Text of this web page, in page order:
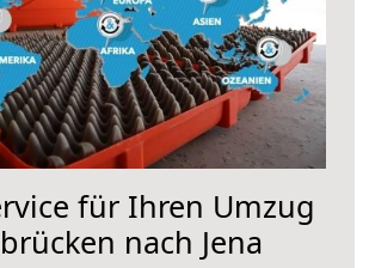
für Ihren Umzug
nach Jena